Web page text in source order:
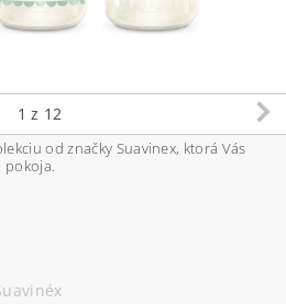
1 z 12
od značky Suavinex, ktorá Vás